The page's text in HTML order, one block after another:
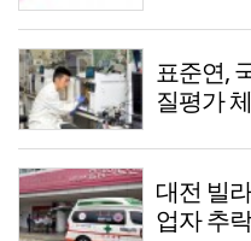
표준연,
질평가
대전 빌
업자 추